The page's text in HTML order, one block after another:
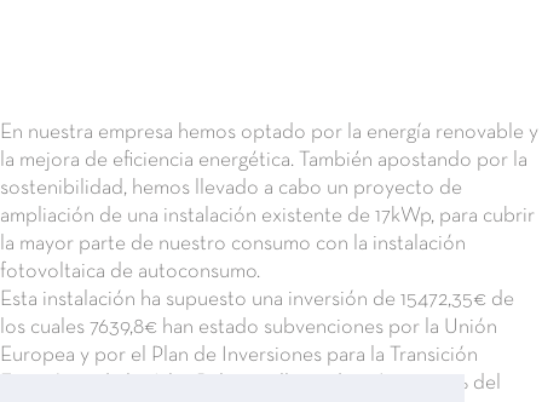
En nuestra empresa hemos optado por la energía renovable y
la mejora de eficiencia energética. También apostando por la
sostenibilidad, hemos llevado a cabo un proyecto de
ampliación de una instalación existente de 17kWp, para cubrir
la mayor parte de nuestro consumo con la instalación
fotovoltaica de autoconsumo.
Esta instalación ha supuesto una inversión de 15472,35€ de
los cuales 7639,8€ han estado subvenciones por la Unión
Europea y por el Plan de Inversiones para la Transición
Energética de las Islas Baleares, llegando así a un 60% del